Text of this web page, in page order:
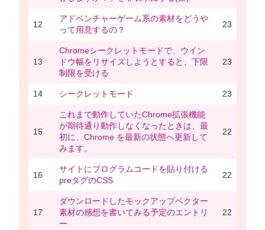
12
アドベンチャーゲーム系の素材をどうや
って用意するの？
23
13
Chromeシークレットモードで、ウイン
ドウ幅をリサイズしようとすると、下限
制限を受ける
23
14 シークレットモード 23
15
これまで動作していたChrome拡張機能
が期待通り動作しなくなったときは、最
初に、Chrome を最新の状態へ更新して
みます。
22
16
サイトにプログラムコードを貼り付ける
preタグのCSS
22
17
ダウンロードしたモックアップベクター
素材の感想を書いてみる予定のエントリ
ー
22